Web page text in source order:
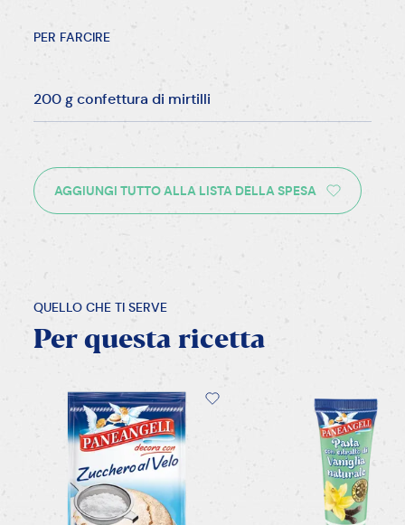
PER FARCIRE
200 g confettura di mirtilli
AGGIUNGI TUTTO ALLA LISTA DELLA SPESA
QUELLO CHE TI SERVE
Per questa ricetta